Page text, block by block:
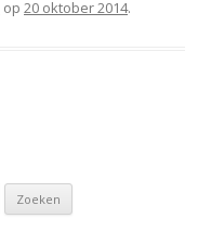
op 20 oktober 2014.